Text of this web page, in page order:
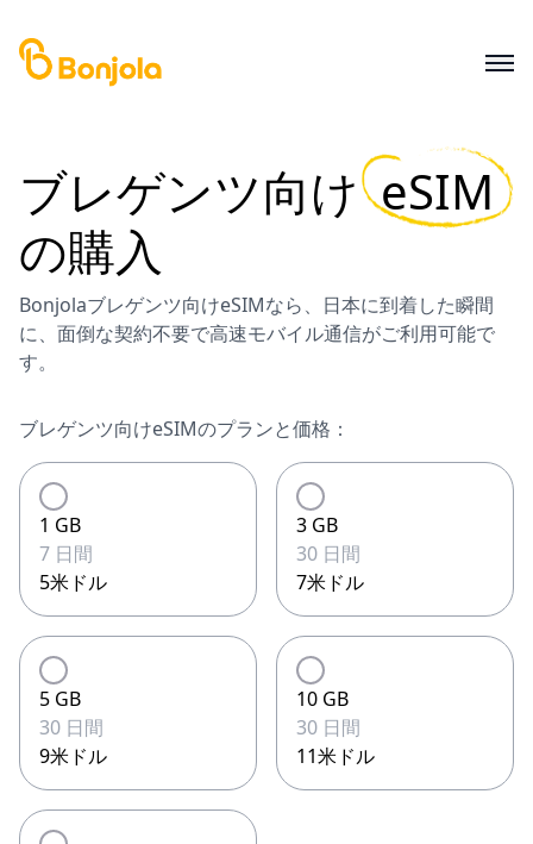
ブレゲンツ向け eSIM
の購入
Bonjolaブレゲンツ向けeSIMなら、日本に到着した瞬間
に、面倒な契約不要で高速モバイル通信がご利用可能で
す。
ブレゲンツ向けeSIMのプランと価格：
1 GB
7 日間
5米ドル
3 GB
30 日間
7米ドル
5 GB
30 日間
9米ドル
10 GB
30 日間
11米ドル